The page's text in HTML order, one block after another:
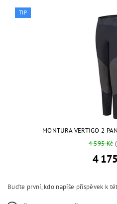
TIP
MONTURA VERTIGO 2
4 595 Kč
4
Buďte první, kdo napíše příspěvek k